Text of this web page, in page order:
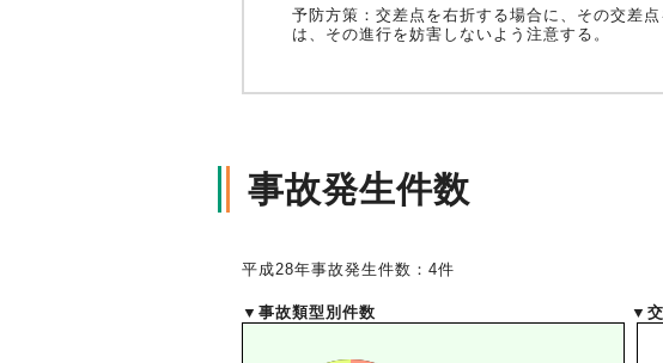
予防方策： 交差点を右折する場合に、その交差
は、その進行を妨害しないよう注意する。
事故発生件数
平成28年事故発生件数：4件
▼事故類型別件数 ▼